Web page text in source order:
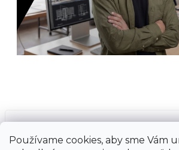
Používame cookies, aby sme Vám